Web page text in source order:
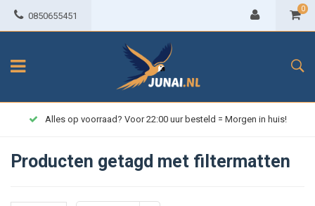
0850655451
0
Alles op voorraad? Voor 22:00 uur besteld = Morgen in huis!
Producten getagd met filtermatten